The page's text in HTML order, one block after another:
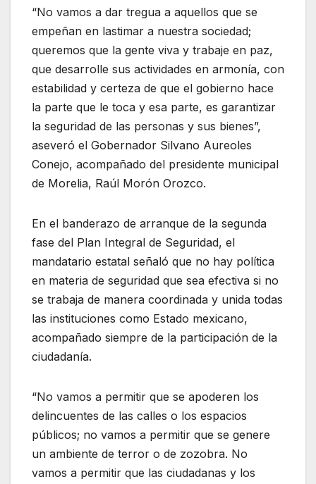
“No vamos a dar tregua a aquellos que se
empeñan en lastimar a nuestra sociedad;
queremos que la gente viva y trabaje en paz,
que desarrolle sus actividades en armonía, con
estabilidad y certeza de que el gobierno hace
la parte que le toca y esa parte, es garantizar
la seguridad de las personas y sus bienes”,
aseveró el Gobernador Silvano Aureoles
Conejo, acompañado del presidente municipal
de Morelia, Raúl Morón Orozco.
En el banderazo de arranque de la segunda
fase del Plan Integral de Seguridad, el
mandatario estatal señaló que no hay política
en materia de seguridad que sea efectiva si no
se trabaja de manera coordinada y unida todas
las instituciones como Estado mexicano,
acompañado siempre de la participación de la
ciudadanía.
“No vamos a permitir que se apoderen los
delincuentes de las calles o los espacios
públicos; no vamos a permitir que se genere
un ambiente de terror o de zozobra. No
vamos a permitir que las ciudadanas y los